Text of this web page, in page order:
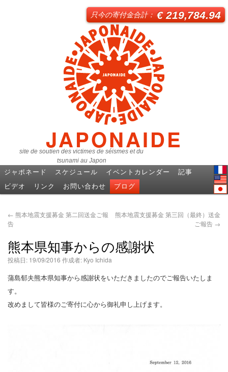
JAPONAIDE
site de soutien des victimes de séismes et du
tsunami au Japon
只今の寄付金合計：€ 219,784.94
ジャポネード スケジュール イベントカレンダー
記事
ビデオ
リンク お問い合わせ ブログ
← 熊本地震支援募金 第二回送金ご報
告
熊本地震支援募金 第三回（最終）送金
ご報告 →
熊本県知事からの感謝状
投稿日: 19/09/2016 作成者: Kyo Ichida
蒲島郁夫熊本県知事から感謝状をいただきましたのでご報告いたしま
す。
改めまして皆様のご寄付に心から御礼申し上げます。